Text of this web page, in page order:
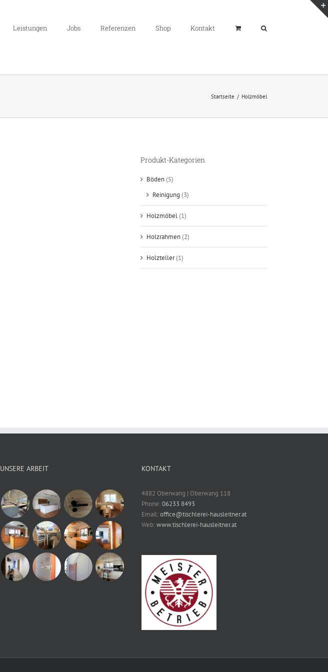
Leistungen Jobs Referenzen Shop Kontakt
Startseite / Holzmöbel
Produkt-Kategorien
Böden(5)
Reinigung (3)
Holzmöbel(1)
Holzrahmen(2)
Holzteller(1)
UNSERE ARBEIT KONTAKT
4882 Oberwang | Oberwang 118
Phone:06233 8493
Email:office@tischlerei-hausleitner.at
Web:www.tischlerei-hausleitner.at